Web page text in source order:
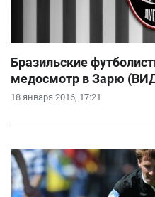
18 января 2016, 17:21
Бразильские
медосмотр в Зарю